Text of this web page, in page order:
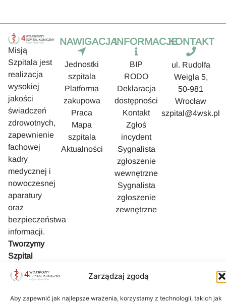
Zarządzaj zgodą
Aby zapewnić jak najlepsze wrażenia, korzystamy z technologii, takich jak
Misją
Szpitala jest
realizacja
wysokiej
jakości
świadczeń
zdrowotnych,
zapewnienie
fachowej
kadry
medycznej i
nowoczesnej
aparatury
oraz
bezpieczeństwa
informacji.
Tworzymy
Szpital
bezpieczny i
przyjazny
NAWIGACJA
Jednostki
szpitala
Platforma
zakupowa
Praca
Mapa
szpitala
Aktualności
INFORMACJE
BIP
RODO
Deklaracja
dostępności
Kontakt
Zgłoś
incydent
Sygnalista
zgłoszenie
wewnętrzne
Sygnalista
zgłoszenie
zewnętrzne
KONTAKT
ul. Rudolfa
Weigla 5,
50-981
Wrocław
szpital@4wsk.pl